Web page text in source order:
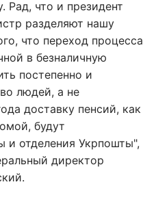
Рад, что и президент
разделяют нашу
что переход процесса
в безналичную
постепенно и
людей, а не
доставку пенсий, как
будут
и отделения Укрпошты",
директор